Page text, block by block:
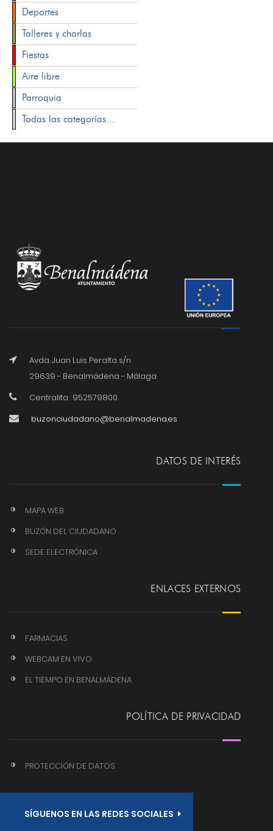
Deportes
Talleres y charlas
Fiestas
Aire libre
Parroquia
Todas las categorías...
Avda. Juan Luis Peralta s/n
29639 - Benalmádena - Málaga
Centralita : 952579800
buzonciudadano@benalmadena.es
DATOS DE INTERÉS
MAPA WEB
BUZÓN DEL CIUDADANO
SEDE ELECTRÓNICA
ENLACES EXTERNOS
FARMACIAS
WEBCAM EN VIVO
EL TIEMPO EN BENALMÁDENA
POLÍTICA DE PRIVACIDAD
PROTECCIÓN DE DATOS
SÍGUENOS EN LAS REDES SOCIALES